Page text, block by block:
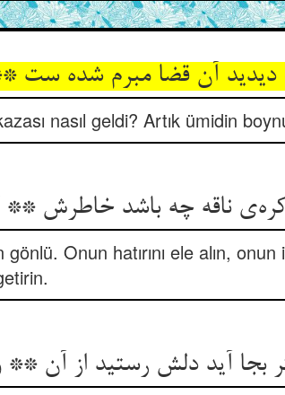
nasıl geldi? Artık ümidin
Onun hatırını ele alın,